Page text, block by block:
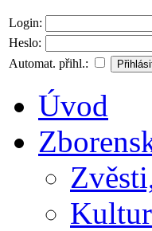
Login:
Heslo:
Automat. přihl.:
Úvod